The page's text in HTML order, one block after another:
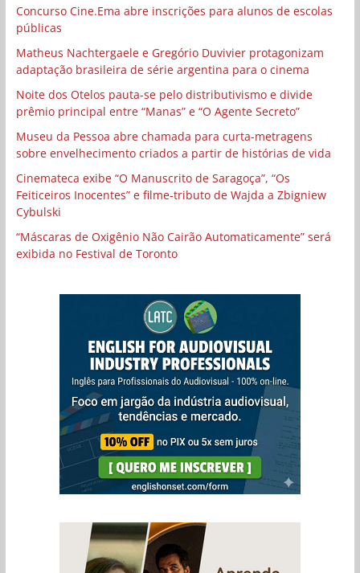
Concurso Cine.Ema abre inscrições para alunos de escolas
públicas
Matheus Nachtergaele e Gregório Duvivier protagonizam
adaptação brasileira de série argentina para o cinema
Noite dos Otelos pauta-se pelo distributivismo e divide
prêmio principal entre “Manas” e “O Agente Secreto”
Museu da Pessoa abre chamada para curta-metragens
sobre envelhecimento criados a partir de histórias de vida
Cinemateca exibe “O Manuscrito de Saragoça”, “Os
Feiticeiros Inocentes” e filme-tributo de Wajda a Zbigniew
Cybulski
“Máscaras de Oxigênio Não Cairão Automaticamente” será
exibida no Festival de Toronto